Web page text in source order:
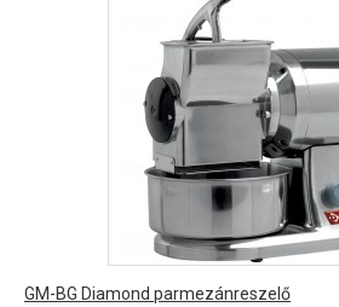
GM-BG Diamond parmezánreszelő